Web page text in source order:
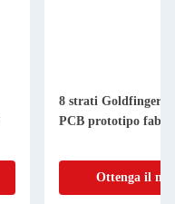
8 strati Goldfinger
PCB prototipo
Ottenga il